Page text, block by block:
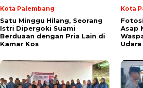
Kota Palembang
Satu Minggu Hilang, Seorang
Istri Dipergoki Suami
Berduaan dengan Pria Lain di
Kamar Kos
Kota
Asap